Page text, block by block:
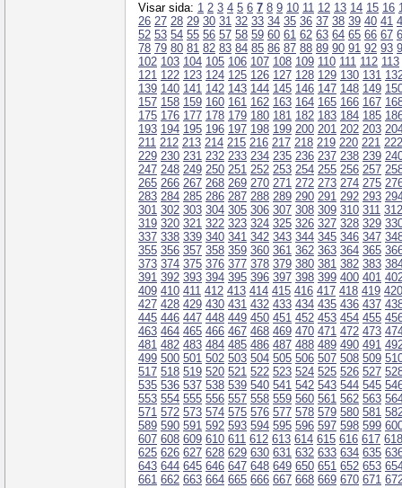
Visar sida: 1 2 3 4 5 6 7 8 9 10 11 12 13 14 15 16
26 27 28 29 30 31 32 33 34 35 36 37 38 39 40 41
52 53 54 55 56 57 58 59 60 61 62 63 64 65 66 67
78 79 80 81 82 83 84 85 86 87 88 89 90 91 92 93
102 103 104 105 106 107 108 109 110 111 112 113
121 122 123 124 125 126 127 128 129 130 131
139 140 141 142 143 144 145 146 147 148 149
157 158 159 160 161 162 163 164 165 166 167
175 176 177 178 179 180 181 182 183 184 185
193 194 195 196 197 198 199 200 201 202 203
211 212 213 214 215 216 217 218 219 220 221 222
229 230 231 232 233 234 235 236 237 238 239
247 248 249 250 251 252 253 254 255 256 257
265 266 267 268 269 270 271 272 273 274 275
283 284 285 286 287 288 289 290 291 292 293
301 302 303 304 305 306 307 308 309 310 311 312
319 320 321 322 323 324 325 326 327 328 329
337 338 339 340 341 342 343 344 345 346 347
355 356 357 358 359 360 361 362 363 364 365
373 374 375 376 377 378 379 380 381 382 383
391 392 393 394 395 396 397 398 399 400 401
409 410 411 412 413 414 415 416 417 418 419 420
427 428 429 430 431 432 433 434 435 436 437
445 446 447 448 449 450 451 452 453 454 455
463 464 465 466 467 468 469 470 471 472 473
481 482 483 484 485 486 487 488 489 490 491
499 500 501 502 503 504 505 506 507 508 509
517 518 519 520 521 522 523 524 525 526 527
535 536 537 538 539 540 541 542 543 544 545
553 554 555 556 557 558 559 560 561 562 563
571 572 573 574 575 576 577 578 579 580 581
589 590 591 592 593 594 595 596 597 598 599
607 608 609 610 611 612 613 614 615 616 617 618
625 626 627 628 629 630 631 632 633 634 635
643 644 645 646 647 648 649 650 651 652 653
661 662 663 664 665 666 667 668 669 670 671